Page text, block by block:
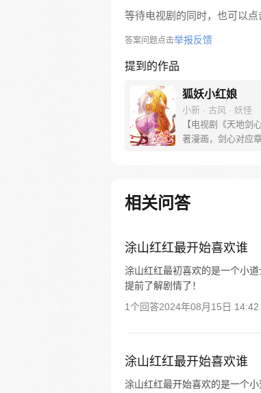
等待电视剧的同时，也可以
答案问题点击举报反馈
提到的作品
狐妖小红娘
小新 · 古风 · 妖怪
【电视剧《天地剑
著漫画，剑心对应
新。）
相关问答
涂山红红最开始喜欢谁
涂山红红最初喜欢的是一个小
提前了解剧情了！
1个回答2024年08月15日 14:42
涂山红红最开始喜欢谁
涂山红红最开始喜欢的是一个